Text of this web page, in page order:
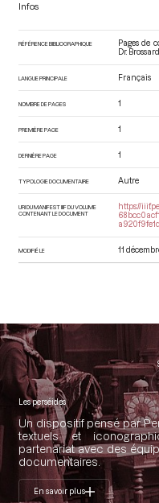
Infos
RÉFÉRENCE BIBLIOGRAPHIQUE
Pages de
Dr. Brossard
LANGUE PRINCIPALE Français
NOMBRE DE PAGES 1
PREMIÈRE PAGE 1
DERNIÈRE PAGE 1
TYPOLOGIE DOCUMENTAIRE Autre
URI DU MANIFEST IIIF DU VOLUME
CONTENANT LE DOCUMENT
https://
MODIFIÉ LE 11
Les perséides
Un dispositif pensé par
textuels et
partenariat avec des
documentaires.
En savoir plus